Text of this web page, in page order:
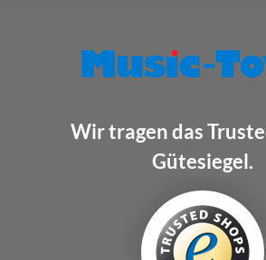
Wir tragen das
Gütesiegel.